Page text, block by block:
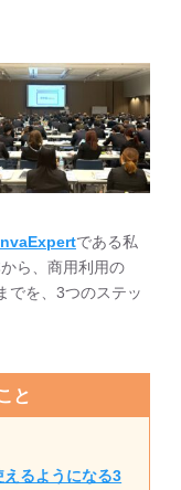
である私
ら、商用利用の
でを、3つのステッ
と
るようになる3